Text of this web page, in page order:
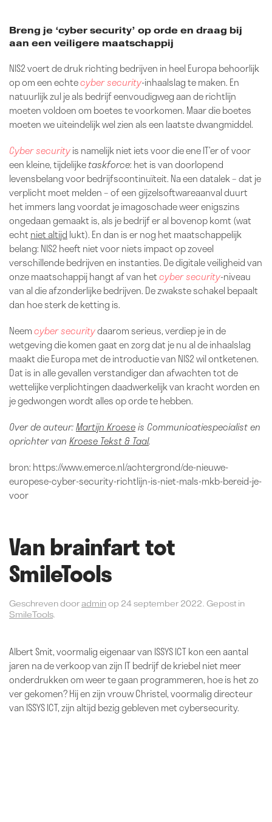
Breng je ‘cyber security’ op orde en draag bij
aan een veiligere maatschappij
NIS2 voert de druk richting bedrijven in heel Europa behoorlijk
op om een echtecyber security-inhaalslag te maken. En
natuurlijk zul je als bedrijf eenvoudigweg aan de richtlijn
moeten voldoen om boetes te voorkomen. Maar die boetes
moeten we uiteindelijk wel zien als een laatste dwangmiddel.
Cyber securityis namelijk niet iets voor die ene IT’er of voor
een kleine, tijdelijketaskforce: het is van doorlopend
levensbelang voor bedrijfscontinuïteit. Na een datalek – dat je
verplicht moet melden – of een gijzelsoftwareaanval duurt
het immers lang voordat je imagoschade weer enigszins
ongedaan gemaakt is, als je bedrijf er al bovenop komt (wat
echt niet altijd lukt). En dan is er nog het maatschappelijk
belang: NIS2 heeft niet voor niets impact op zoveel
verschillende bedrijven en instanties. De digitale veiligheid van
onze maatschappij hangt af van hetcyber security-niveau
van al die afzonderlijke bedrijven. De zwakste schakel bepaalt
dan hoe sterk de ketting is.
Neemcyber securitydaarom serieus, verdiep je in de
wetgeving die komen gaat en zorg dat je nu al de inhaalslag
maakt die Europa met de introductie van NIS2 wil ontketenen.
Dat is in alle gevallen verstandiger dan afwachten tot de
wettelijke verplichtingen daadwerkelijk van kracht worden en
je gedwongen wordt alles op orde te hebben.
Over de auteur:Martijn Kroeseis Communicatiespecialist en
oprichter van Kroese Tekst & Taal.
bron: https://www.emerce.nl/achtergrond/de-nieuwe-
europese-cyber-security-richtlijn-is-niet-mals-mkb-bereid-je-
voor
Van brainfart tot
SmileTools
Geschreven dooradminop 24 september 2022. Gepost in
SmileTools.
Albert Smit, voormalig eigenaar van ISSYS ICT kon een aantal
jaren na de verkoop van zijn IT bedrijf de kriebel niet meer
onderdrukken om weer te gaan programmeren, hoe is het zo
ver gekomen? Hij en zijn vrouw Christel, voormalig directeur
van ISSYS ICT, zijn altijd bezig gebleven met cybersecurity.